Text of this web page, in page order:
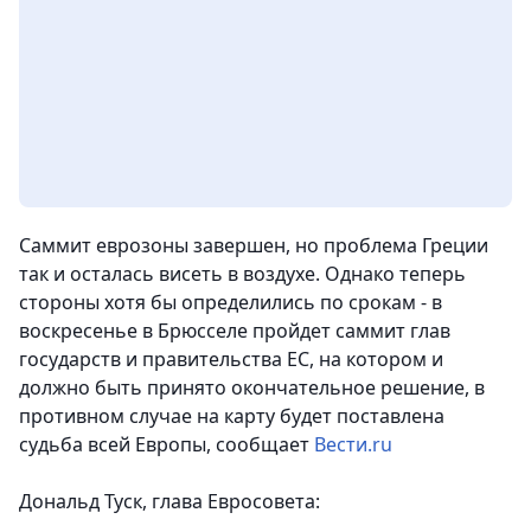
Саммит еврозоны завершен, но проблема Греции
так и осталась висеть в воздухе. Однако теперь
стороны хотя бы определились по срокам - в
воскресенье в Брюсселе пройдет саммит глав
государств и правительства ЕС, на котором и
должно быть принято окончательное решение, в
противном случае на карту будет поставлена
судьба всей Европы, сообщает Вести.ru
Дональд Туск, глава Евросовета: